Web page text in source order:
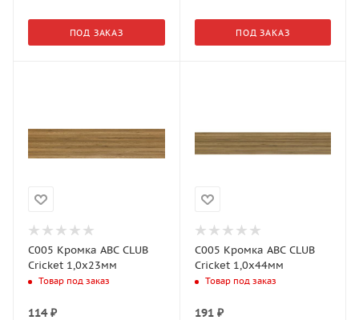
ПОД ЗАКАЗ ПОД ЗАКАЗ
C005 Кромка АВС CLUB
Cricket 1,0х23мм
Товар под заказ
114₽
C005 Кромка АВС CLUB
Cricket 1,0х44мм
Товар под заказ
191₽